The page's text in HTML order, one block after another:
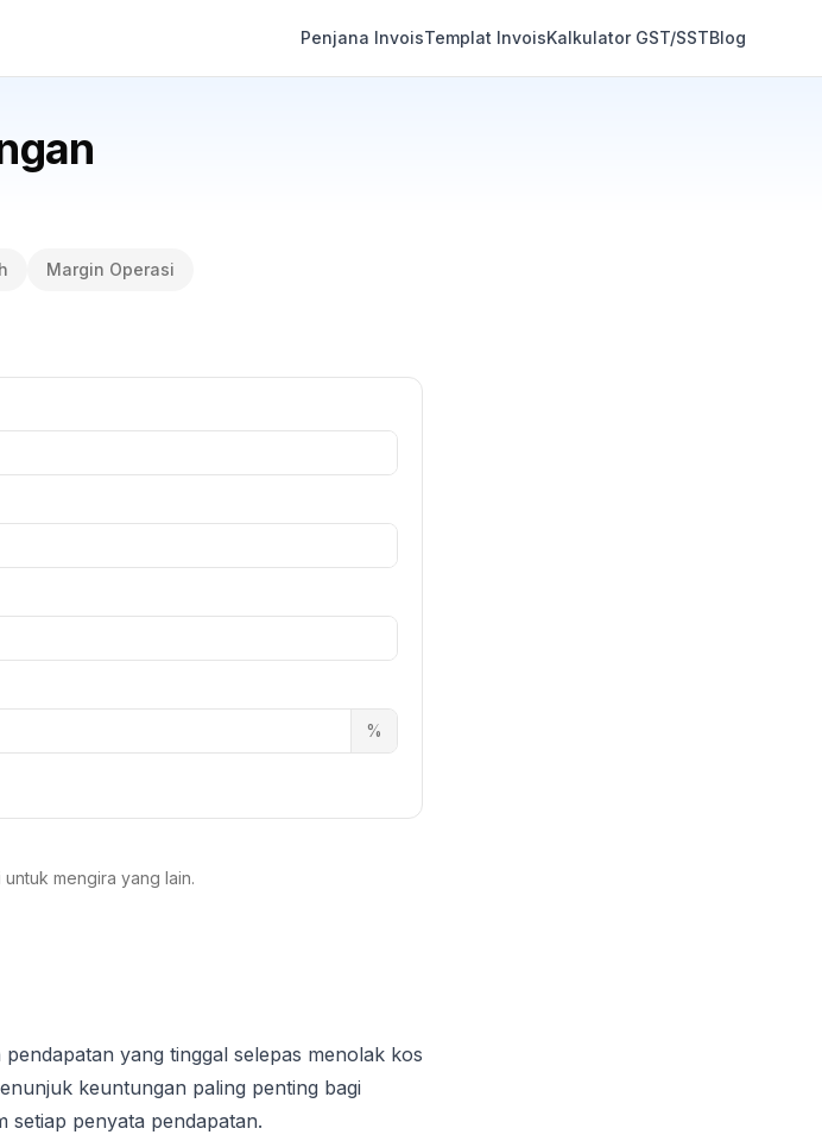
Penjana InvoisTemplat InvoisKalkulator GST/SSTBlog
Margin Operasi
%
mengira yang lain.
yang tinggal selepas menolak kos
keuntungan paling penting bagi
setiap penyata pendapatan.